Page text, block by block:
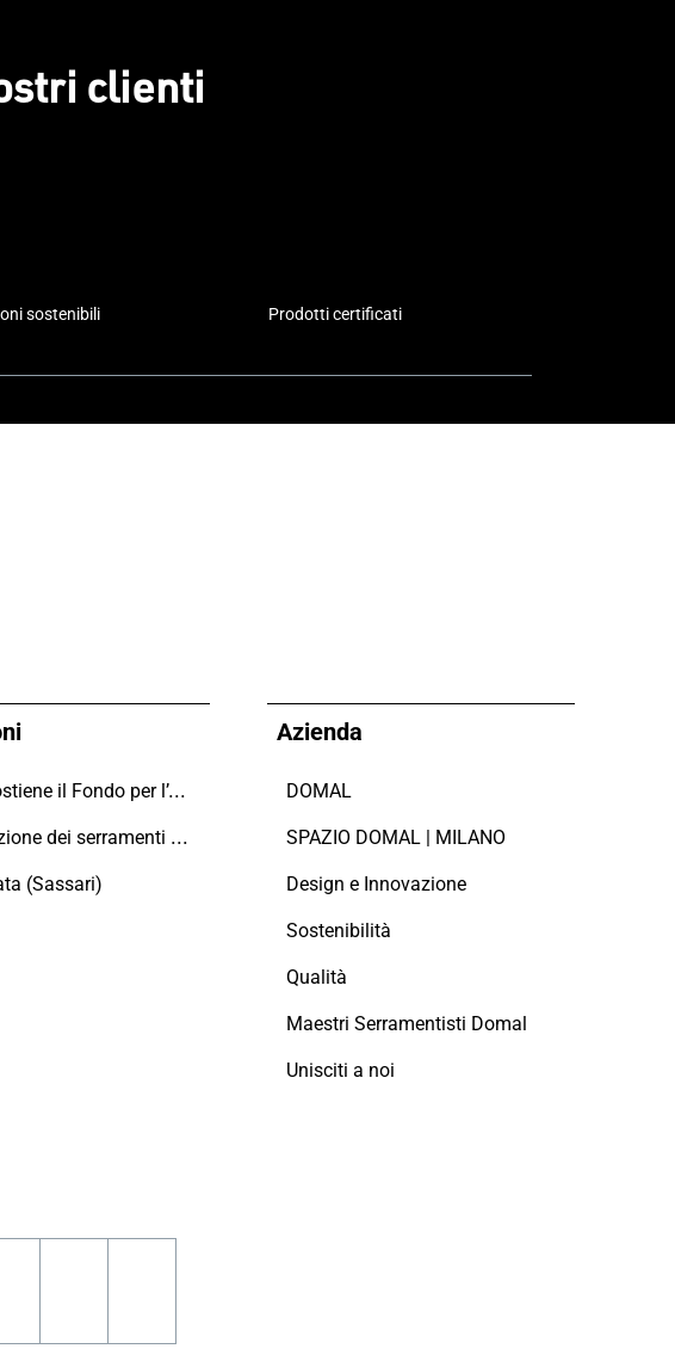
clienti
sostenibili Prodotti certificati
Domal sostiene il Fondo per l’Ambiente Italiano anche per le Giornate FAI di Primavera 2024
Manutenzione dei serramenti in alluminio
(Sassari)
Azienda
DOMAL
SPAZIO DOMAL | MILANO
Design e Innovazione
Sostenibilità
Qualità
Maestri Serramentisti Domal
Unisciti a noi